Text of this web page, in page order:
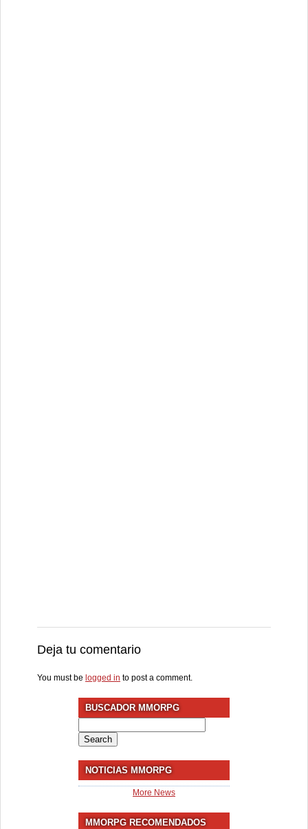
Deja tu comentario
You must be logged in to post a comment.
BUSCADOR MMORPG
for:
NOTICIAS MMORPG
More News
MMORPG RECOMENDADOS